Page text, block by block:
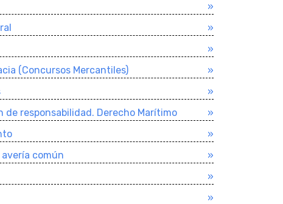
»
»
»
(Concursos Mercantiles)
»
»
de responsabilidad. Derecho Marí­timo
»
»
común
»
»
»